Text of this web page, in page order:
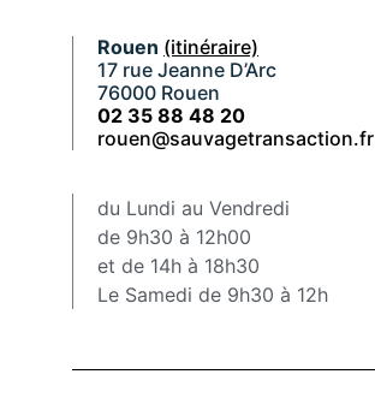
Rouen (itinéraire)
17 rue Jeanne D’Arc
76000 Rouen
02 35 88 48 20
rouen@sauvagetransaction.fr
du Lundi au Vendredi
de 9h30 à 12h00
et de 14h à 18h30
Le Samedi de 9h30 à 12h